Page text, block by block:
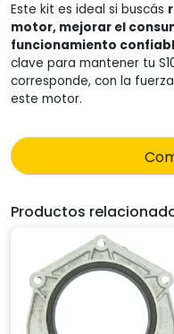
Este kit es ideal si buscás
motor, mejorar el
funcionamiento
clave para mantener tu
corresponde, con la
este motor.
Productos